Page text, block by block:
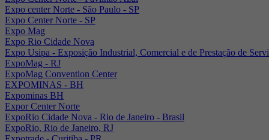
Expo center Norte - São Paulo - SP
Expo Center Norte - SP
Expo Mag
Expo Rio Cidade Nova
Expo Usipa - Exposição Industrial, Comercial e de Prestação de
ExpoMag - RJ
ExpoMag Convention Center
EXPOMINAS - BH
Expominas BH
Expor Center Norte
ExpoRio Cidade Nova - Rio de Janeiro - Brasil
ExpoRio, Rio de Janeiro, RJ